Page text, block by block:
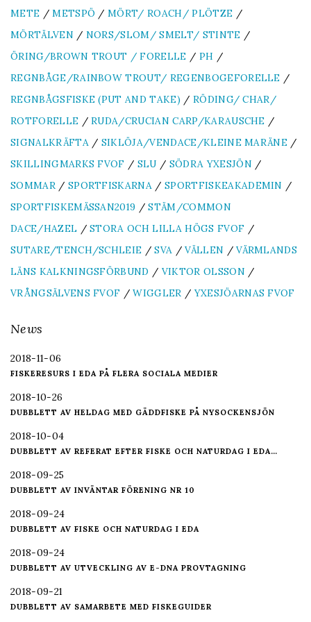
METE /METSPÖ /MÖRT/ ROACH/ PLÖTZE /
MÖRTÄLVEN / NORS/SLOM/ SMELT/ STINTE /
ÖRING/BROWN TROUT / FORELLE / PH /
REGNBÅGE/RAINBOW TROUT/ REGENBOGEFORELLE /
REGNBÅGSFISKE (PUT AND TAKE) / RÖDING/ CHAR/
ROTFORELLE /RUDA/CRUCIAN CARP/KARAUSCHE /
SIGNALKRÄFTA/ SIKLÖJA/VENDACE/KLEINE MARÄNE /
SKILLINGMARKS FVOF / SLU / SÖDRA YXESJÖN /
SOMMAR/ SPORTFISKARNA /SPORTFISKEAKADEMIN /
SPORTFISKEMÄSSAN2019 /STÄM/COMMON
DACE/HAZEL /STORA OCH LILLA HÖGS FVOF /
SUTARE/TENCH/SCHLEIE /SVA /VÄLLEN /VÄRMLANDS
LÄNS KALKNINGSFÖRBUND / VIKTOR OLSSON /
VRÅNGSÄLVENS FVOF /WIGGLER /YXESJÖARNAS FVOF
News
2018-11-06
FISKERESURS I EDA PÅ FLERA SOCIALA MEDIER
2018-10-26
DUBBLETT AV HELDAG MED GÄDDFISKE PÅ NYSOCKENSJÖN
2018-10-04
DUBBLETT AV REFERAT EFTER FISKE OCH NATURDAG I EDA…
2018-09-25
DUBBLETT AV INVÄNTAR FÖRENING NR 10
2018-09-24
DUBBLETT AV FISKE OCH NATURDAG I EDA
2018-09-24
DUBBLETT AV UTVECKLING AV E-DNA PROVTAGNING
2018-09-21
DUBBLETT AV SAMARBETE MED FISKEGUIDER